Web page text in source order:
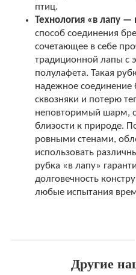
птиц.
Технология «в лапу —
способ соединения
сочетающее в себе
традиционной лапы с
полулафета. Такая
надежное соединение
сквозняки и потерю
неповторимый шарм,
близости к природе.
ровными стенами,
использовать
рубка «в лапу»
долговечность
любые испытания
Другие